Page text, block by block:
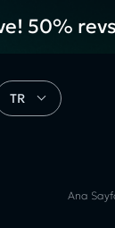
50%
TR
Ana